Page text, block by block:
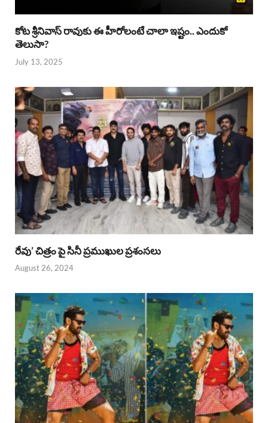
కోట శ్రీనివాస్ రావుకు ఈ హీరోలంటే చాలా ఇష్టం.. ఎందుకో
తెలుసా?
July 13, 2025
రేవు’ చిత్రం పై సినీ ప్రముఖుల ప్రశంసలు
August 26, 2024